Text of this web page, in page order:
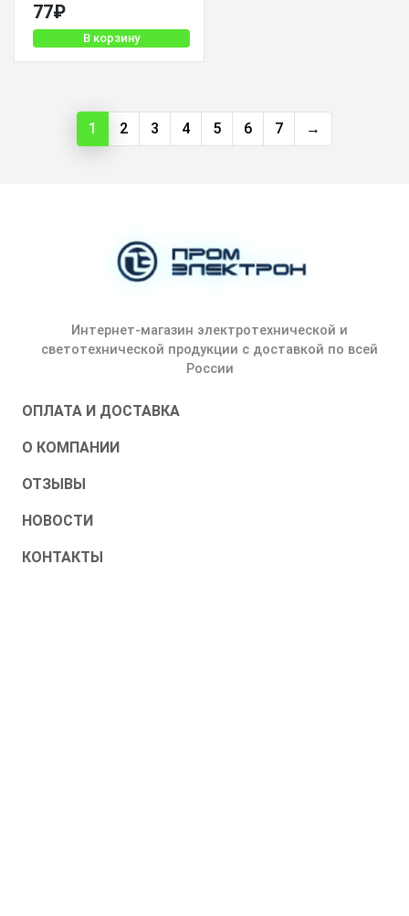
77₽
В корзину
1 2 3 4 5 6 7 →
Интернет-магазин электротехнической и
светотехнической продукции с доставкой по всей
России
ОПЛАТА И ДОСТАВКА
О КОМПАНИИ
ОТЗЫВЫ
НОВОСТИ
КОНТАКТЫ